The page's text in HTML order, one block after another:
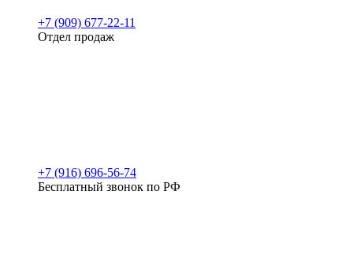
+7 (909) 677-22-11
Отдел продаж
+7 (916) 696-56-74
Бесплатный звонок по РФ